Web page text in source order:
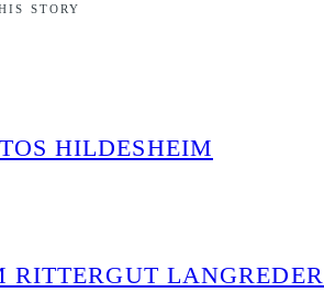
STORY
HILDESHEIM
LANGREDER